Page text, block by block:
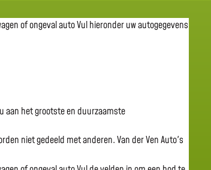
of ongeval autoVul hieronder uw autogegevens
aan het grootste en duurzaamste
niet gedeeld met anderen. Van der Ven Auto's